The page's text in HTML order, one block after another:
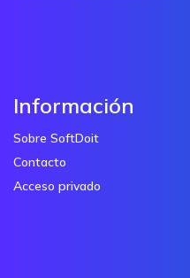
Información
Sobre SoftDoit
Contacto
Acceso privado